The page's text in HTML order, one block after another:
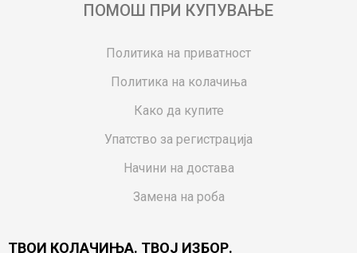
ПОМОШ ПРИ КУПУВАЊЕ
Политика на приватност
Политика на колачиња
Како да купите
Упатство за регистрација
Начини на достава
Замена на роба
ТВОИ КОЛАЧИЊА. ТВОЈ ИЗБОР.